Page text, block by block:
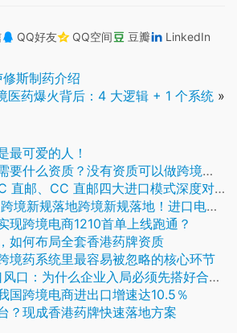
QQ好友 QQ空间 豆瓣
LinkedIn
斯制药介绍
医药爆火背后：4 大逻辑 + 1 个系统 »
最可爱的人！
什么资质？没有资质可以做跨境电商吗？
直邮、CC 直邮四大进口模式深度对比
跨境新规落地！进口电商迎爆发机遇，这 2 大变化与你直接相关！
现跨境电商1210首单上线跑通？
如何布局全套香港药牌资质
境药系统里最容易被忽略的核心环节
：为什么企业入局必须先搭好合规系统
国跨境电商进出口增速达10.5％
？现成香港药牌快速落地方案